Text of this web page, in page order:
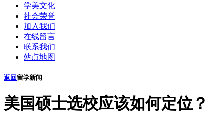
学美文化
社会荣誉
加入我们
在线留言
联系我们
站点地图
返回 留学新闻
美国硕士选校应该如何定位？